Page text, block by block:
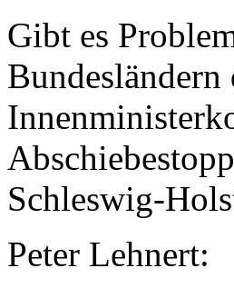
Gibt es
Schleswig-
Peter Lehnert: